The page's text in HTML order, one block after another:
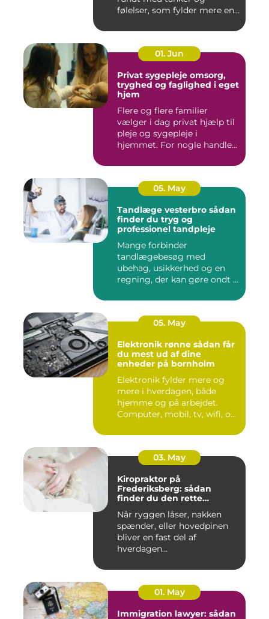
følelser, som fylder mere end
01. Jun
Privat sygepleje omsorg,
tryghed og faglighed i eget
hjem
Flere og flere familier
vælger i dag privat hjælp til
pleje og sygepleje i
hjemmet. For nogle handle...
05. May
Tandlæge vesterbro sådan
finder du tryg og
professionel tandpleje
Mange forbinder
tandlægebesøg med
ubehag, usikkerhed og en
regning, der kan gøre ondt i
05. May
Elektronik rønne sådan får
du mest ud af dine
enheder på bornholm
Elektronik fylder mere og
mere i hverdagen, både
hjemme og på arbejdet.
Computer, mobil, tv, wifi, o...
03. May
Kiropraktor på
Frederiksberg: sådan
finder du den rette
Når ryggen låser, nakken
spænder, eller hovedpinen
bliver en fast del af
hverdagen...
01. May
Immigration lawyer: sådan